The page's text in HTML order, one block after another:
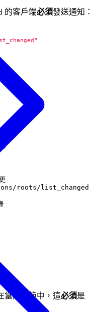
的客戶端必須發送通知：
roots/list_changed
當前規範中，這必須是